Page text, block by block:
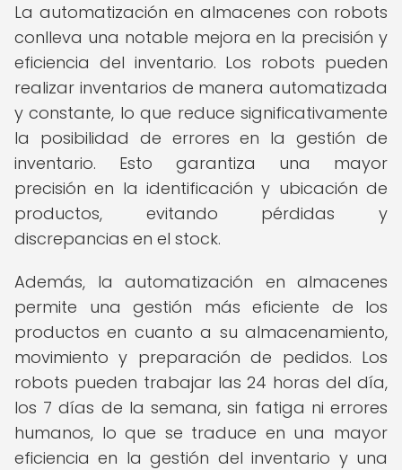
La automatización en almacenes con robots
conlleva una notable mejora en la precisión y
eficiencia del inventario. Los robots pueden
realizar inventarios de manera automatizada
y constante, lo que reduce significativamente
la posibilidad de errores en la gestión de
inventario. Esto garantiza una mayor
precisión en la identificación y ubicación de
productos, evitando pérdidas y
discrepancias en el stock.
Además, la automatización en almacenes
permite una gestión más eficiente de los
productos en cuanto a su almacenamiento,
movimiento y preparación de pedidos. Los
robots pueden trabajar las 24 horas del día,
los 7 días de la semana, sin fatiga ni errores
humanos, lo que se traduce en una mayor
eficiencia en la gestión del inventario y una